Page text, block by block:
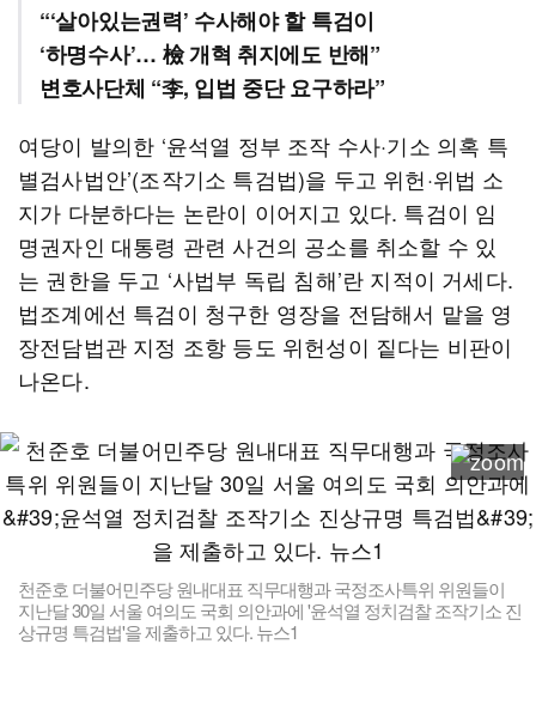
“‘살아있는권력’ 수사해야 할 특검이
‘하명수사’… 檢 개혁 취지에도 반해”
변호사단체 “李, 입법 중단 요구하라”
여당이 발의한 ‘윤석열 정부 조작 수사·기소 의혹 특
별검사법안’(조작기소 특검법)을 두고 위헌·위법 소
지가 다분하다는 논란이 이어지고 있다. 특검이 임
명권자인 대통령 관련 사건의 공소를 취소할 수 있
는 권한을 두고 ‘사법부 독립 침해’란 지적이 거세다.
법조계에선 특검이 청구한 영장을 전담해서 맡을 영
장전담법관 지정 조항 등도 위헌성이 짙다는 비판이
나온다.
천준호 더불어민주당 원내대표 직무대행과 국정조사특위 위원들이
지난달 30일 서울 여의도 국회 의안과에 '윤석열 정치검찰 조작기소 진
상규명 특검법'을 제출하고 있다. 뉴스1